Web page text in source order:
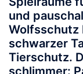
und
Wolfsschutz
schwarzer
Tierschutz.
schlimmer: